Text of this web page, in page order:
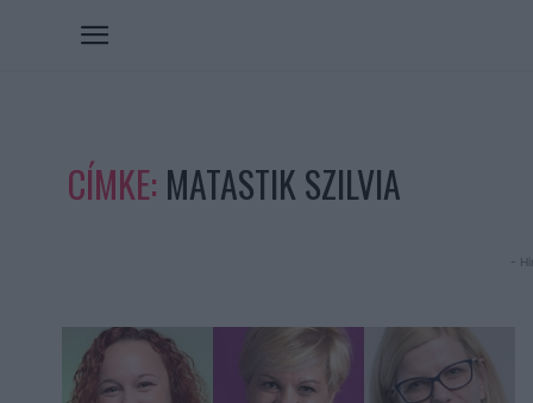
CÍMKE: MATASTIK SZILVIA
-